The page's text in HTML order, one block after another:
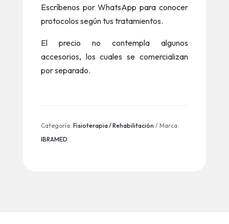
Escríbenos por WhatsApp para conocer
protocolos según tus tratamientos.
El precio no contempla algunos
accesorios, los cuales se comercializan
por separado.
Categoría: Fisioterapia / Rehabilitación
Marca:
IBRAMED